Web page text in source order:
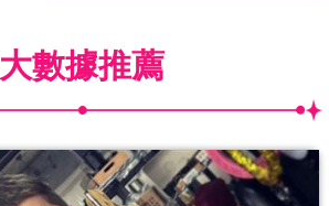
大數據推薦